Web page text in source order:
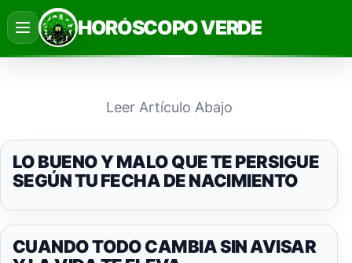
Saltar
al
contenido
HORÓSCOPO VERDE
Leer Artículo Abajo
LO BUENO Y MALO QUE TE PERSIGUE
SEGÚN TU FECHA DE NACIMIENTO
CUANDO TODO CAMBIA SIN AVISAR